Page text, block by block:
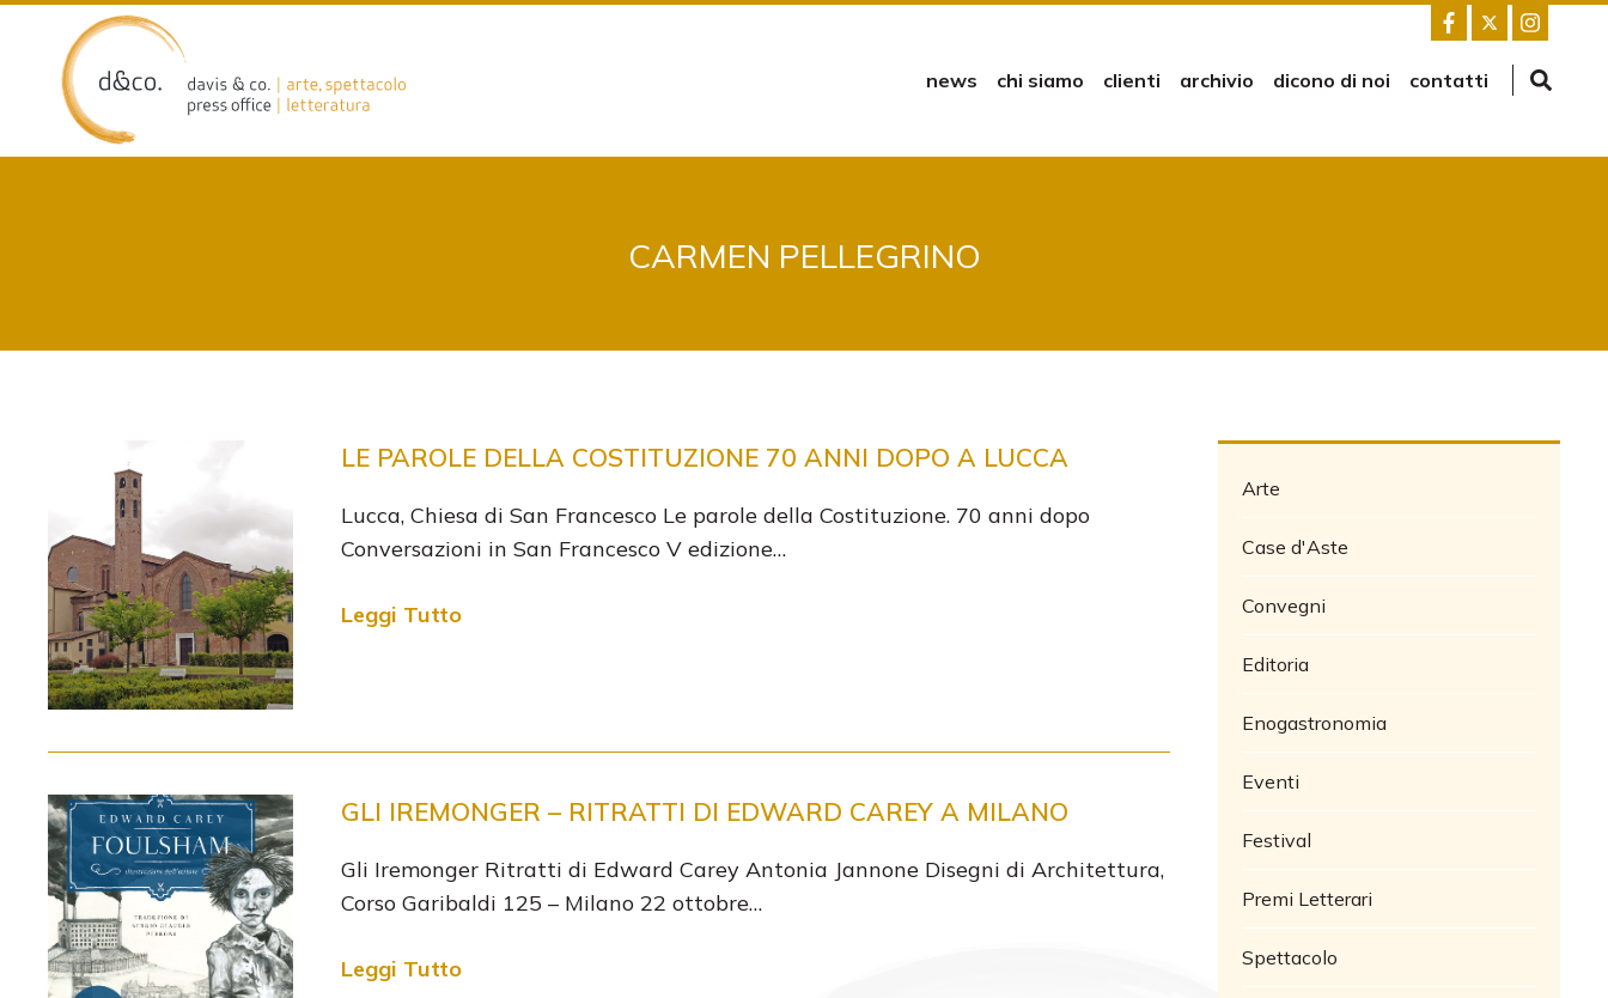
content
news chi siamo clienti archivio dicono di noi contatti
CARMEN PELLEGRINO
LE PAROLE DELLA COSTITUZIONE 70 ANNI DOPO A LUCCA
Lucca, Chiesa di San Francesco Le parole della Costituzione. 70 anni dopo
Conversazioni in San Francesco V edizione…
Leggi Tutto
GLI IREMONGER – RITRATTI DI EDWARD CAREY A MILANO
Gli Iremonger Ritratti di Edward Carey Antonia Jannone Disegni di Architettura,
Corso Garibaldi 125 – Milano 22 ottobre…
Leggi Tutto
Arte
Case d'Aste
Convegni
Editoria
Enogastronomia
Eventi
Festival
Premi Letterari
Spettacolo